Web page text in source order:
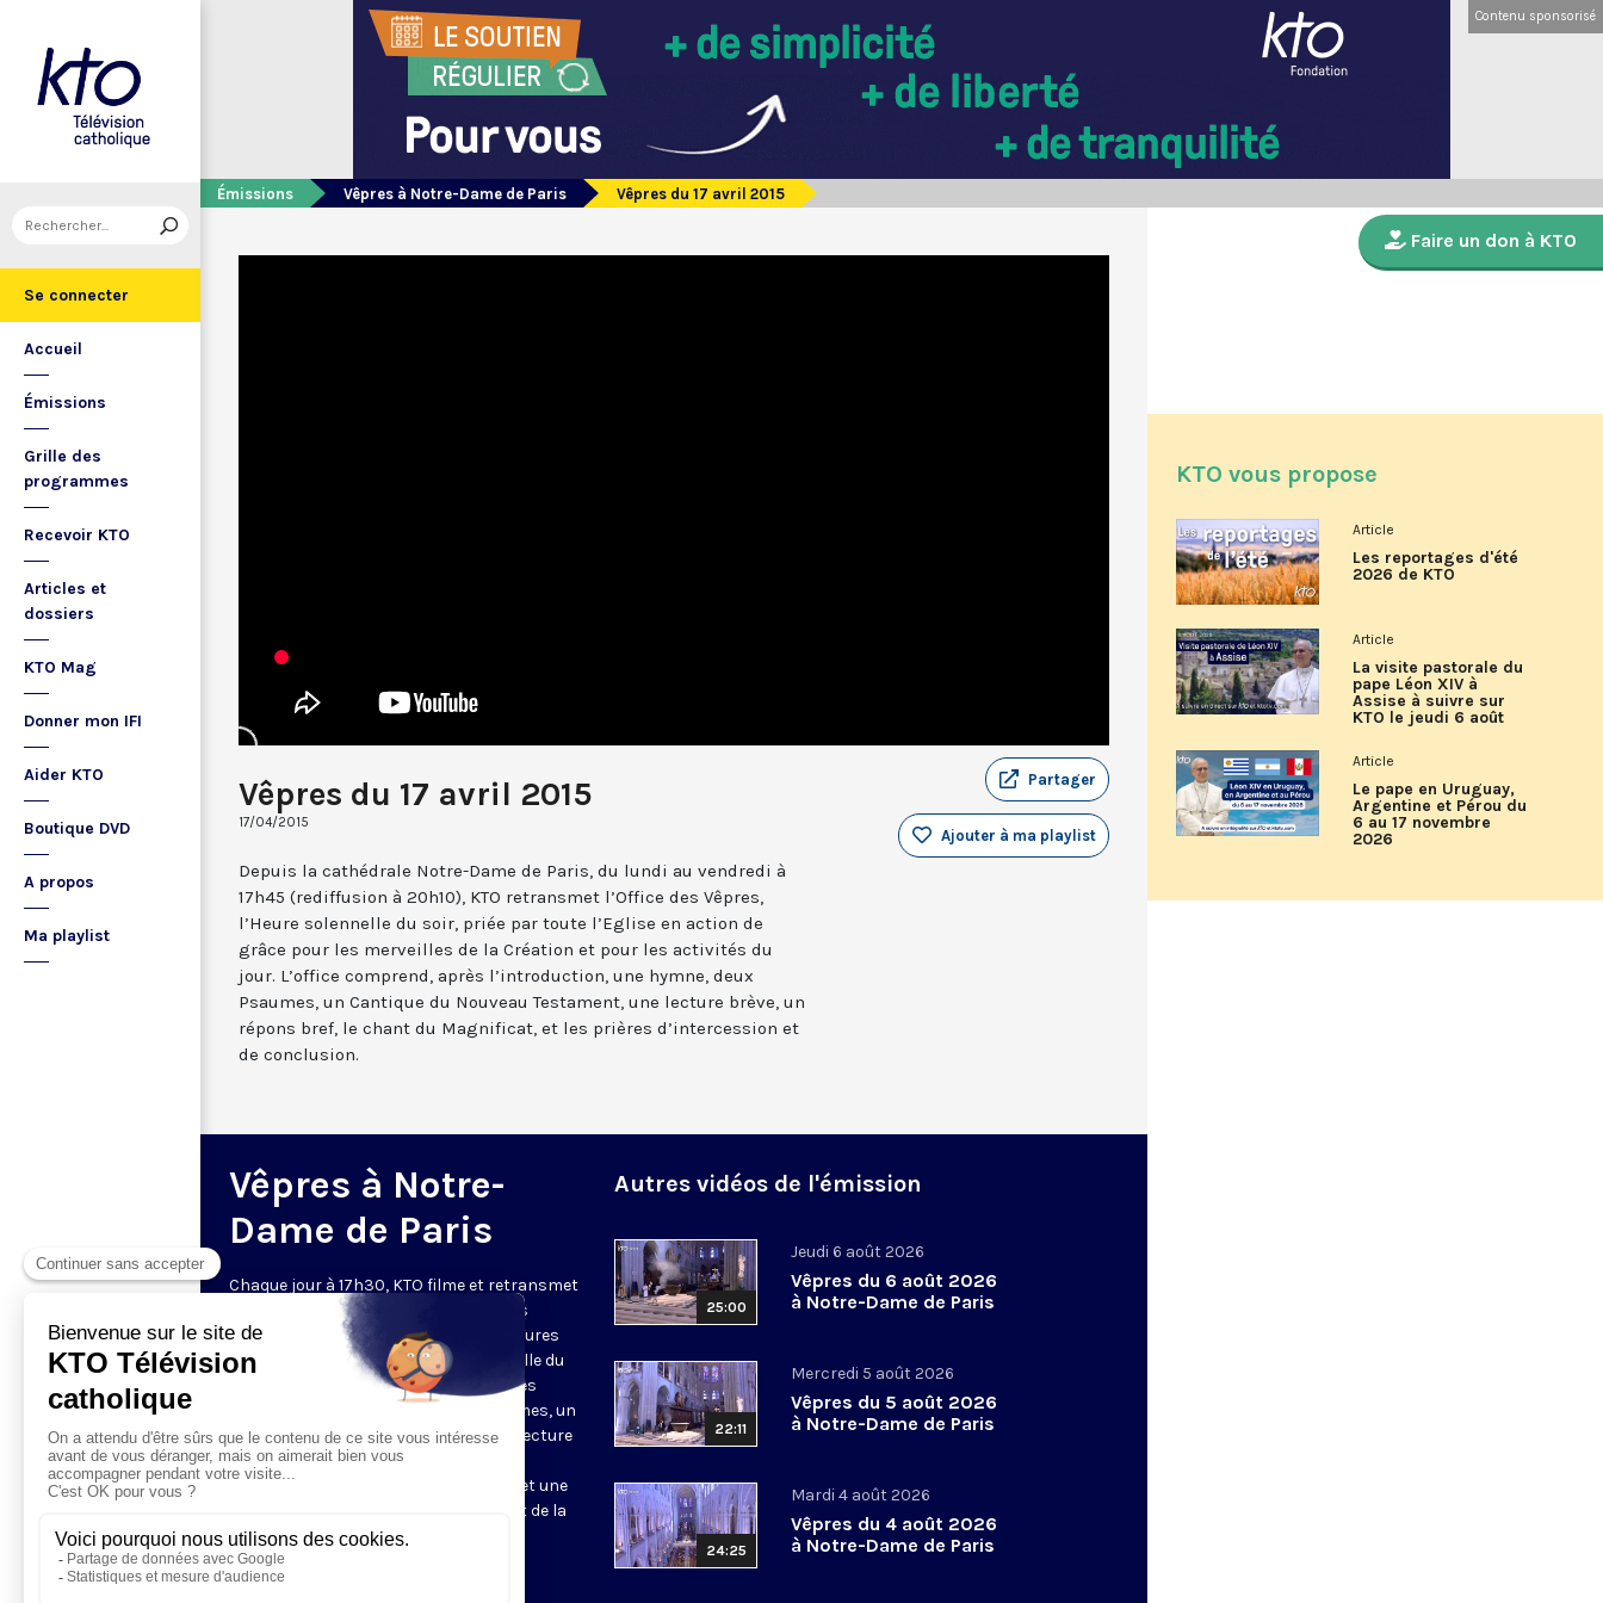
Se connecter
Accueil
Émissions
Grille des
programmes
Recevoir KTO
Articles et
dossiers
KTO Mag
Donner mon IFI
Aider KTO
Boutique DVD
A propos
Ma playlist
Contenu sponsorisé
Émissions Vêpres à Notre-Dame de Paris Vêpres du 17 avril 2015
Vêpres du 17 avril 2015
17/04/2015
Partager
Ajouter à ma playlist
Depuis la cathédrale Notre-Dame de Paris, du lundi au vendredi à
17h45 (rediffusion à 20h10), KTO retransmet l’Office des Vêpres,
l’Heure solennelle du soir, priée par toute l’Eglise en action de
grâce pour les merveilles de la Création et pour les activités du
jour. L’office comprend, après l’introduction, une hymne, deux
Psaumes, un Cantique du Nouveau Testament, une lecture brève, un
répons bref, le chant du Magnificat, et les prières d’intercession et
de conclusion.
Vêpres à Notre-
Dame de Paris
Chaque jour à 17h30, KTO filme et retransmet
les Vêpres depuis Notre-Dame de Paris
rouverte. Les Vêpres font partie des Heures
de l’Office divin, c’est la prière solennelle du
soir. L’office de Vêpres comprend, après
l’introduction, une hymne, deux Psaumes, un
Cantique du Nouveau Testament, une lecture
brève, le chant d’actions de grâces du
Magnificat, les prières d’intercession et une
brève oraison. Les textes des Vêpres et de la
messe sont presque toujours ceux
qu’indiquent le site
Autres vidéos de l'émission
25:00
Jeudi 6 août 2026
Vêpres du 6 août 2026
à Notre-Dame de Paris
22:11
Mercredi 5 août 2026
Vêpres du 5 août 2026
à Notre-Dame de Paris
24:25
Mardi 4 août 2026
Vêpres du 4 août 2026
à Notre-Dame de Paris
Faire un don à KTO
KTO vous propose
Article
Les reportages d'été
2026 de KTO
Article
La visite pastorale du
pape Léon XIV à
Assise à suivre sur
KTO le jeudi 6 août
Article
Le pape en Uruguay,
Argentine et Pérou du
6 au 17 novembre
2026